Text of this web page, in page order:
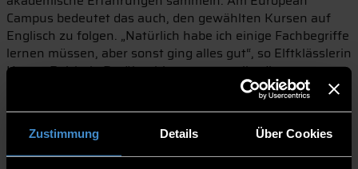
Zustimmung Details Über Cookies
Campus bedeutet das auch, den gewählten Kursen auf
Englisch zu folgen. „Natürlich habe ich einige Fachbegriffe
lernen müssen, aber sonst ging alles gut“, so Elftklässlerin
Hanna Reichelt. Darüber hinaus sagten ihr die
Praxisstunden im Labor besonders zu. Elftklässlerin
Janine Deisböck befand: „Jetzt weiß ich, wie es an einer
Hochschule abläuft.“ Und Zehntklässler Valentin Gratz
bemerkte: „Die Formeln in der Mathematik sind überall
gleich.“